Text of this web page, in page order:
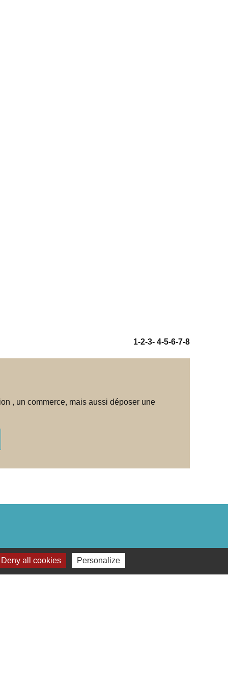
1-2-3- 4-5-6-7-8
, un commerce, mais aussi déposer une
de foire Mail : mairie@gencay.fr
all cookies Personalize